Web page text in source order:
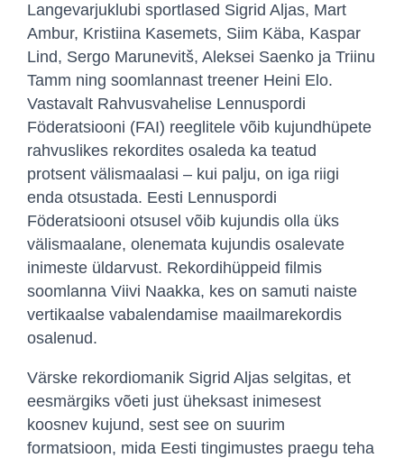
Langevarjuklubi sportlased Sigrid Aljas, Mart
Ambur, Kristiina Kasemets, Siim Käba, Kaspar
Lind, Sergo Marunevitš, Aleksei Saenko ja Triinu
Tamm ning soomlannast treener Heini Elo.
Vastavalt Rahvusvahelise Lennuspordi
Föderatsiooni (FAI) reeglitele võib kujundhüpete
rahvuslikes rekordites osaleda ka teatud
protsent välismaalasi – kui palju, on iga riigi
enda otsustada. Eesti Lennuspordi
Föderatsiooni otsusel võib kujundis olla üks
välismaalane, olenemata kujundis osalevate
inimeste üldarvust. Rekordihüppeid filmis
soomlanna Viivi Naakka, kes on samuti naiste
vertikaalse vabalendamise maailmarekordis
osalenud.
Värske rekordiomanik Sigrid Aljas selgitas, et
eesmärgiks võeti just üheksast inimesest
koosnev kujund, sest see on suurim
formatsioon, mida Eesti tingimustes praegu teha